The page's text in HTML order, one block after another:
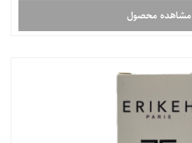
مشاهده محصول